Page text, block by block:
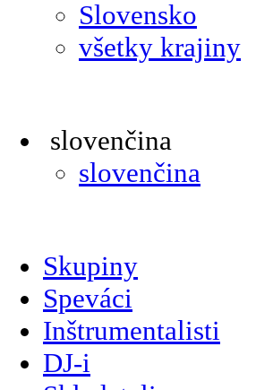
Slovensko
všetky krajiny
slovenčina
slovenčina
Skupiny
Speváci
Inštrumentalisti
DJ-i